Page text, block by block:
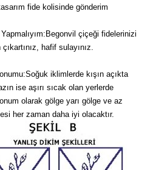
fide kolisinde gönderim
çiçeği fidelerinizi
hafif sulayınız.
iklimlerde kışın açıkta
ise aşırı sıcak olan yerlerde
olarak gölge yarı gölge ve az
her zaman daha iyi olacaktır.